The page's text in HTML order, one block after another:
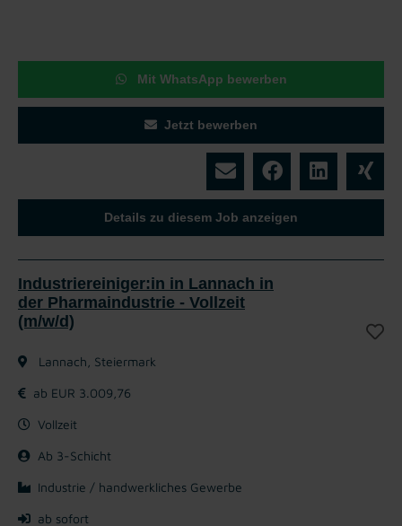
Mit WhatsApp bewerben
Jetzt bewerben
Details zu diesem Job anzeigen
Industriereiniger:in in Lannach in
der Pharmaindustrie - Vollzeit
(m/w/d)
Lannach, Steiermark
ab EUR 3.009,76
Vollzeit
Ab 3-Schicht
Industrie / handwerkliches Gewerbe
ab sofort